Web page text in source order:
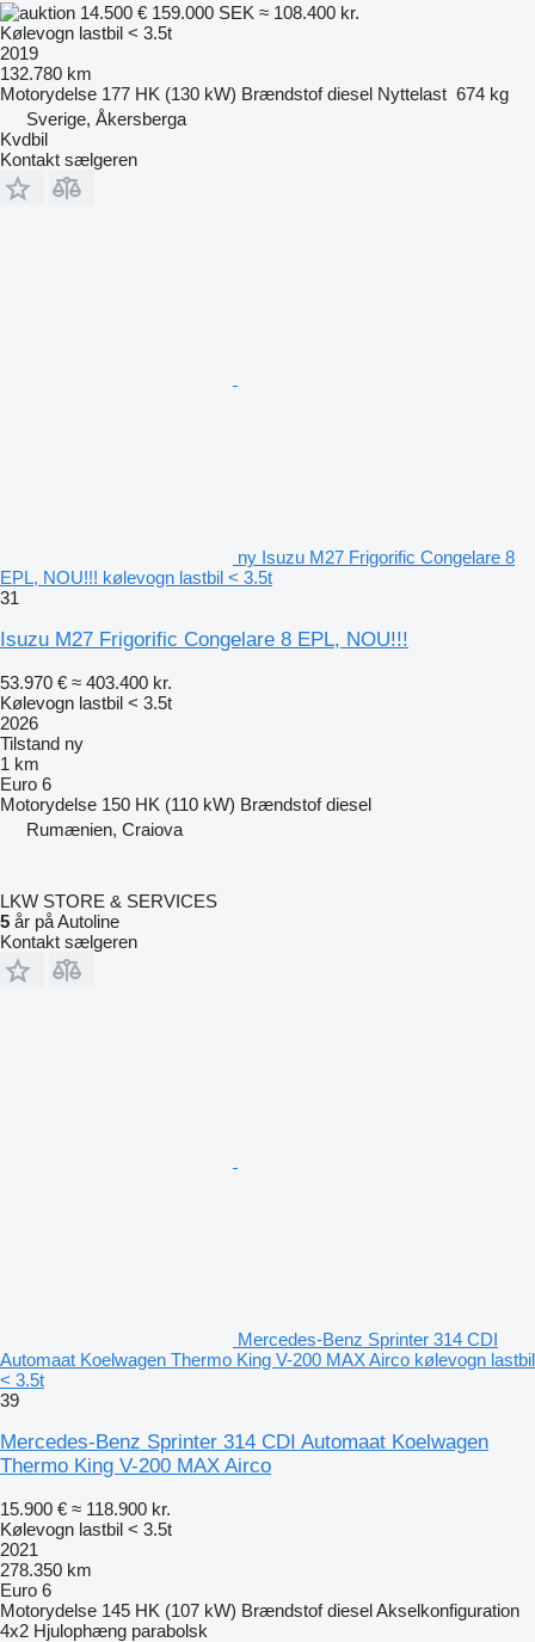
14.500 € 159.000 SEK ≈ 108.400 kr.
Kølevogn lastbil < 3.5t
2019
132.780 km
Motorydelse 177 HK (130 kW) Brændstof diesel Nyttelast 674 kg
Sverige, Åkersberga
Kvdbil
Kontakt sælgeren
ny Isuzu M27 Frigorific Congelare 8
EPL, NOU!!! kølevogn lastbil < 3.5t
31
Isuzu M27 Frigorific Congelare 8 EPL, NOU!!!
53.970 € ≈ 403.400 kr.
Kølevogn lastbil < 3.5t
2026
Tilstand ny
1 km
Euro 6
Motorydelse 150 HK (110 kW) Brændstof diesel
Rumænien, Craiova
LKW STORE & SERVICES
5 år på Autoline
Kontakt sælgeren
Mercedes-Benz Sprinter 314 CDI
Automaat Koelwagen Thermo King V-200 MAX Airco kølevogn lastbil
< 3.5t
39
Mercedes-Benz Sprinter 314 CDI Automaat Koelwagen
Thermo King V-200 MAX Airco
15.900 € ≈ 118.900 kr.
Kølevogn lastbil < 3.5t
2021
278.350 km
Euro 6
Motorydelse 145 HK (107 kW) Brændstof dieselAkselkonfiguration
4x2 Hjulophæng parabolsk